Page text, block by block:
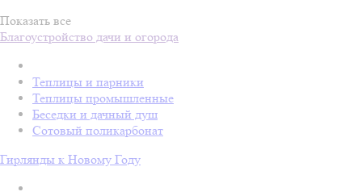
Показать все
Благоустройство дачи и огорода
Теплицы и парники
Теплицы промышленные
Беседки и дачный душ
Сотовый поликарбонат
Гирлянды к Новому Году